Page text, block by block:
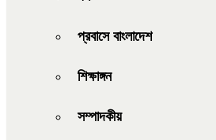
প্রবাসে বাংলাদেশ
শিক্ষাঙ্গন
সম্পাদকীয়